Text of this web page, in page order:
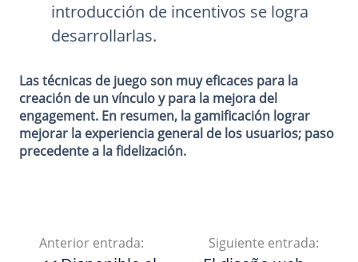
introducción de incentivos se logra
desarrollarlas.
Las técnicas de juego son muy eficaces para la
creación de un vínculo y para la mejora del
engagement. En resumen, la gamificación lograr
mejorar la experiencia general de los usuarios; paso
precedente a la fidelización.
Anterior entrada: Siguiente entrada: